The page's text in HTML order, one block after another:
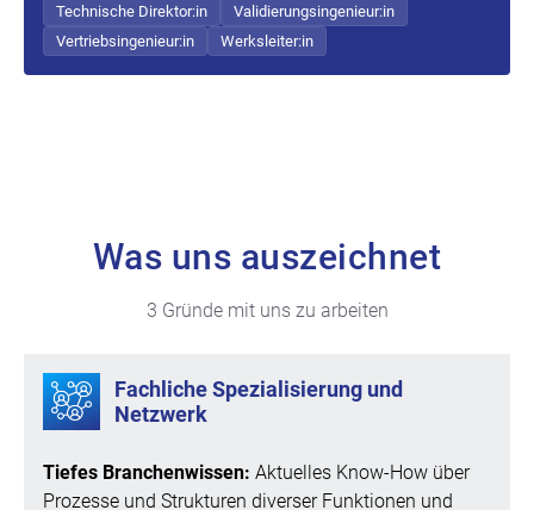
Technische Direktor:in
Validierungsingenieur:in
Vertriebsingenieur:in
Werksleiter:in
Was uns auszeichnet
3 Gründe mit uns zu arbeiten
Fachliche Spezialisierung und
Netzwerk
Tiefes Branchenwissen: Aktuelles Know-How über
Prozesse und Strukturen diverser Funktionen und